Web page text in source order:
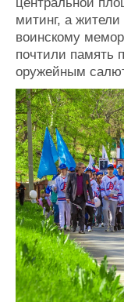
Конференции
Выставки и
Личности
Словарь
митинг, а
воинскому
почтили память
оружейным